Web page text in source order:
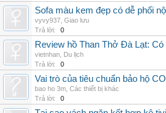
Sofa màu kem đẹp có dễ phối
vyvy937 Giao lưu
Trả lời:
0
Review hồ Than Thở Đà Lạt:
vietnhan Du lịch
Trả lời:
0
Vai trò của tiêu chuẩn bảo hộ
bao ho 3m Các thiết bị khác
Trả lời:
0